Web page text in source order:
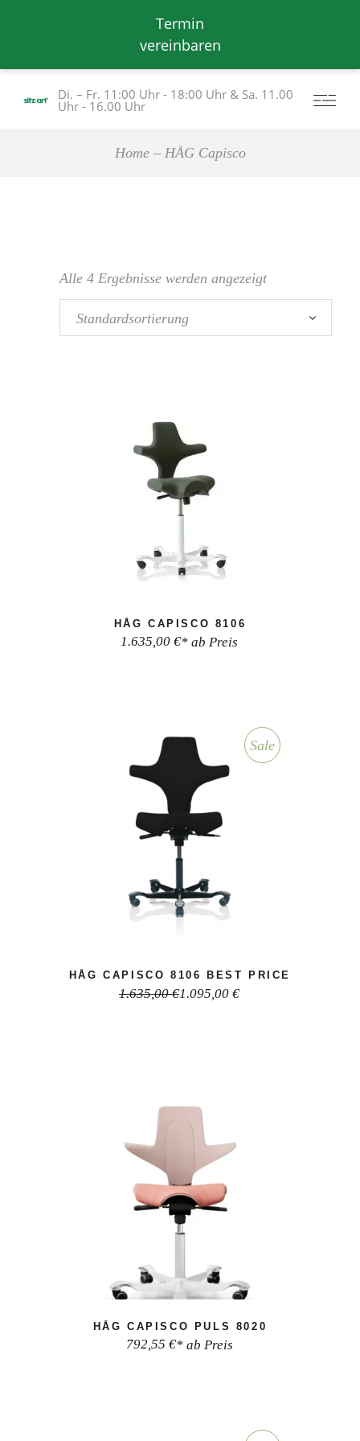
Termin
vereinbaren
Di. – Fr. 11:00 Uhr - 18:00 Uhr & Sa. 11.00
Uhr - 16.00 Uhr
Home HÅG Capisco
Alle 4 Ergebnisse werden angezeigt
Standardsortierung
HÅG CAPISCO 8106
1.635,00 €* ab Preis
Sale
HÅG CAPISCO 8106 BEST PRICE
1.635,00€1.095,00 €
HÅG CAPISCO PULS 8020
792,55 €* ab Preis